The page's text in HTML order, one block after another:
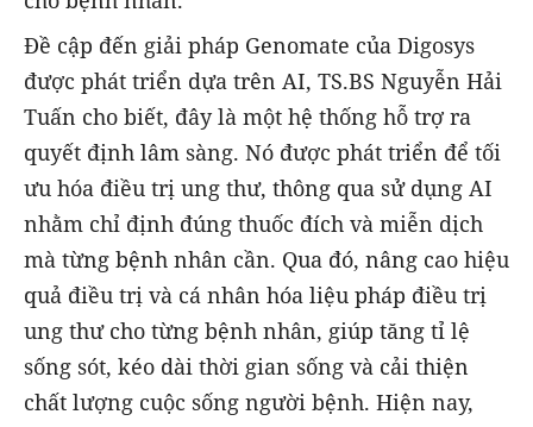
Đề cập đến giải pháp Genomate của Digosys
được phát triển dựa trên AI, TS.BS Nguyễn Hải
Tuấn cho biết, đây là một hệ thống hỗ trợ ra
quyết định lâm sàng. Nó được phát triển để tối
ưu hóa điều trị ung thư, thông qua sử dụng AI
nhằm chỉ định đúng thuốc đích và miễn dịch
mà từng bệnh nhân cần. Qua đó, nâng cao hiệu
quả điều trị và cá nhân hóa liệu pháp điều trị
ung thư cho từng bệnh nhân, giúp tăng tỉ lệ
sống sót, kéo dài thời gian sống và cải thiện
chất lượng cuộc sống người bệnh. Hiện nay,